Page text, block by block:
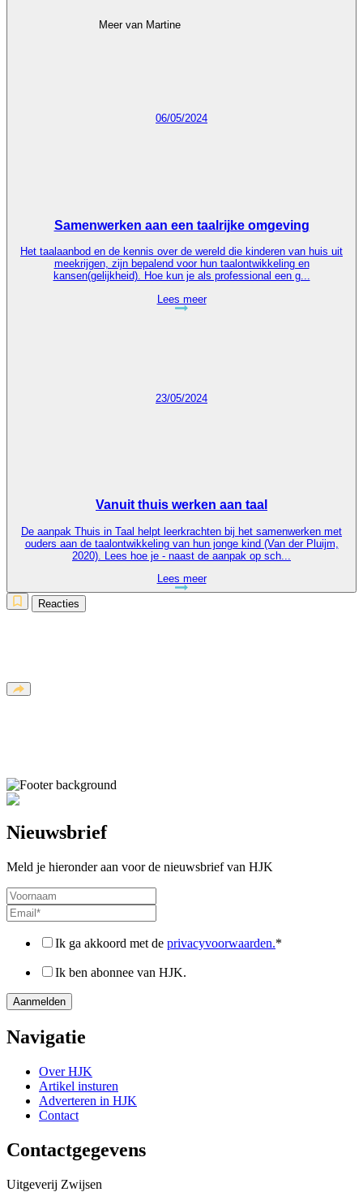
Meer van Martine
06/05/2024
Samenwerken aan een taalrijke omgeving
Het taalaanbod en de kennis over de wereld die kinderen van huis uit
meekrijgen, zijn bepalend voor hun taalontwikkeling en
kansen(gelijkheid). Hoe kun je als professional een g...
Lees meer
23/05/2024
Vanuit thuis werken aan taal
De aanpak Thuis in Taal helpt leerkrachten bij het samenwerken met
ouders aan de taalontwikkeling van hun jonge kind (Van der Pluijm,
2020). Lees hoe je - naast de aanpak op sch...
Lees meer
Reacties
Nieuwsbrief
Meld je hieronder aan voor de nieuwsbrief van HJK
Ik ga akkoord met de privacyvoorwaarden.*
Ik ben abonnee van HJK.
Navigatie
Over HJK
Artikel insturen
Adverteren in HJK
Contact
Contactgegevens
Uitgeverij Zwijsen